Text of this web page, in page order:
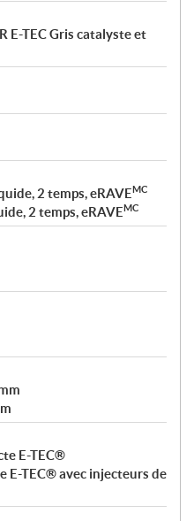
E-TEC Gris catalyste et
2 temps, eRAVEMC
2 temps, eRAVEMC
E-TEC®
E-TEC® avec injecteurs de